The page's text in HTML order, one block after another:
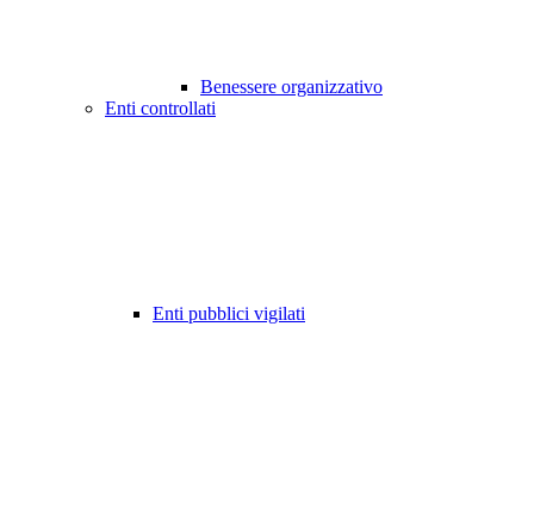
Benessere organizzativo
Enti controllati
Enti pubblici vigilati